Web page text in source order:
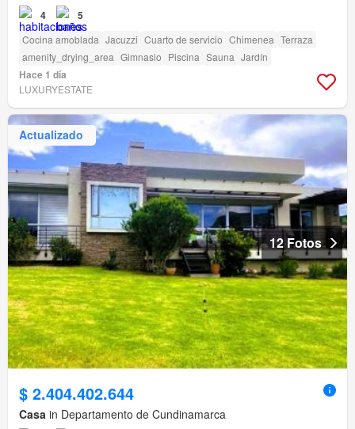
4 5
Cocina amoblada Jacuzzi Cuarto de servicio Chimenea Terraza
amenity_drying_area Gimnasio Piscina Sauna Jardín
Hace 1 día
LUXURYESTATE
Actualizado
12 Fotos
$ 2.404.402.644
Casa in Departamento de Cundinamarca